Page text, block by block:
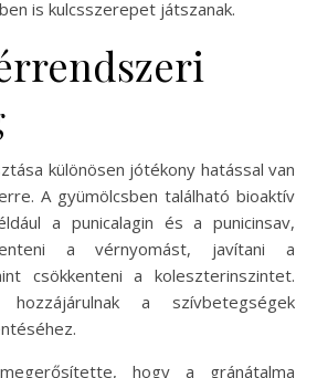
is kulcsszerepet játszanak.
különösen jótékony hatással van
A gyümölcsben található bioaktív
a punicalagin és a punicinsav,
a vérnyomást, javítani a
csökkenteni a koleszterinszintet.
a szívbetegségek
hogy a gránátalma